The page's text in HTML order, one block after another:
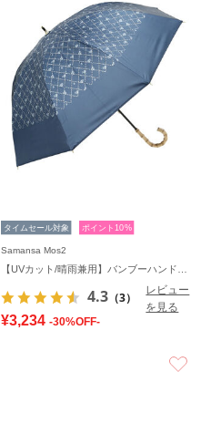
タイムセール対象 ポイント10%
Samansa Mos2
4.3 （3）
レビュー
を見る
¥3,234 -30%OFF-